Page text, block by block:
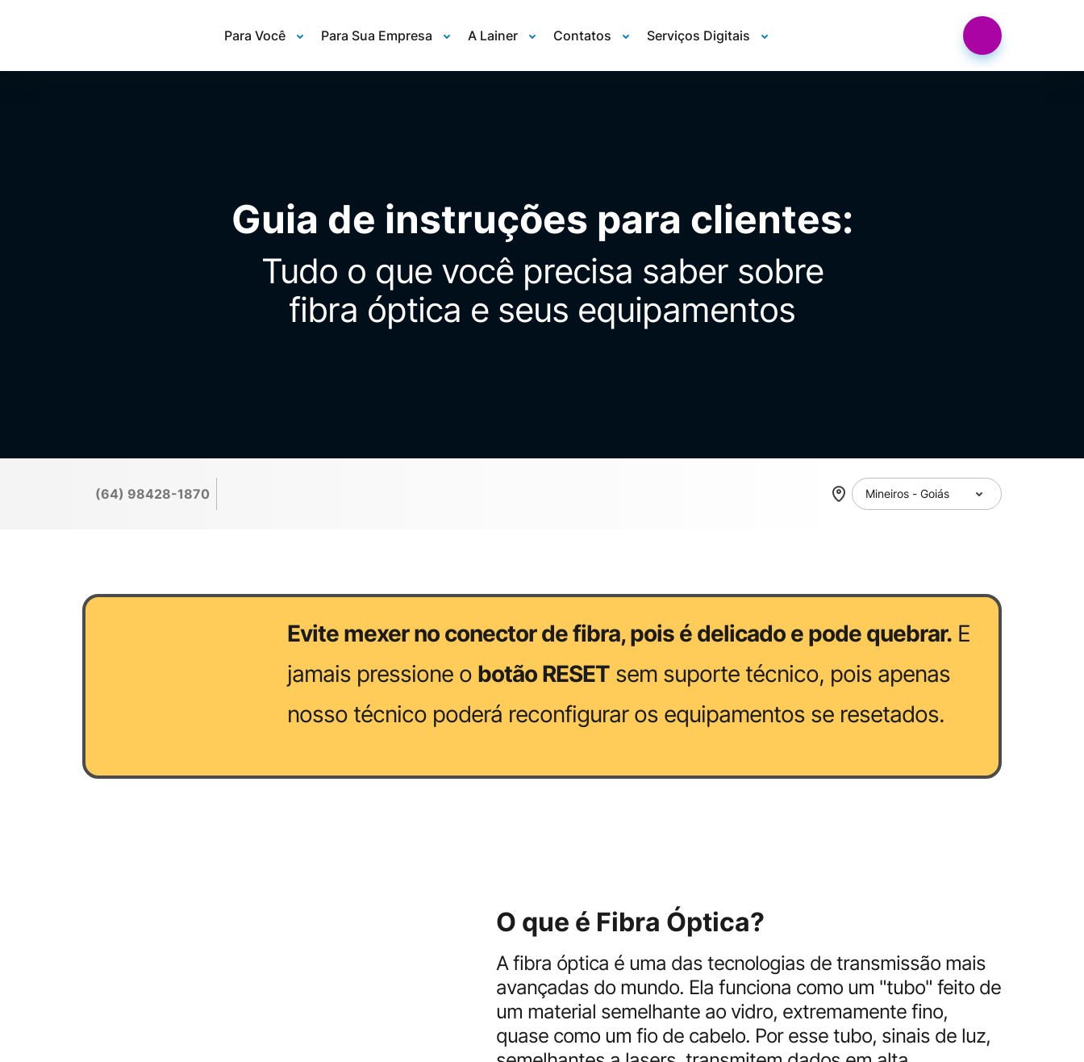
Para Você Para Sua Empresa A Lainer Contatos Serviços Digitais
Guia de instruções para clientes:
Tudo o que você precisa saber sobre
fibra óptica e seus equipamentos
(64) 98428-1870
Evite mexer no conector de fibra, pois é delicado e pode quebrar. E
jamais pressione o botão RESET sem suporte técnico, pois apenas
nosso técnico poderá reconfigurar os equipamentos se resetados.
O que é Fibra Óptica?
A fibra óptica é uma das tecnologias de transmissão mais
avançadas do mundo. Ela funciona como um "tubo" feito de
um material semelhante ao vidro, extremamente fino,
quase como um fio de cabelo. Por esse tubo, sinais de luz,